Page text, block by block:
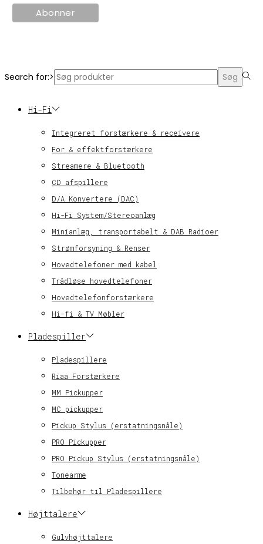
Search for:> Søg
Hi-Fi
Integreret forstærkere & receivere
For & effektforstærkere
Streamere & Bluetooth
CD afspillere
D/A Konvertere (DAC)
Hi-Fi System/Stereoanlæg
Minianlæg, transportabelt & DAB Radioer
Strømforsyning & Renser
Hovedtelefoner med kabel
Trådløse hovedtelefoner
Hovedtelefonforstærkere
Hi-fi & TV Møbler
Pladespiller
Pladespillere
Riaa Forstærkere
MM Pickupper
MC pickupper
Pickup Stylus (erstatningsnåle)
PRO Pickupper
PRO Pickup Stylus (erstatningsnåle)
Tonearme
Tilbehør til Pladespillere
Højttalere
Gulvhøjttalere